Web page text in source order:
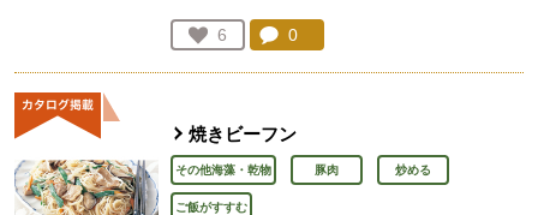
お気に入り登録：
6
人が登録
コメント：
0
焼きビーフン
その他海藻・乾物 豚肉 炒める
ご飯がすすむ